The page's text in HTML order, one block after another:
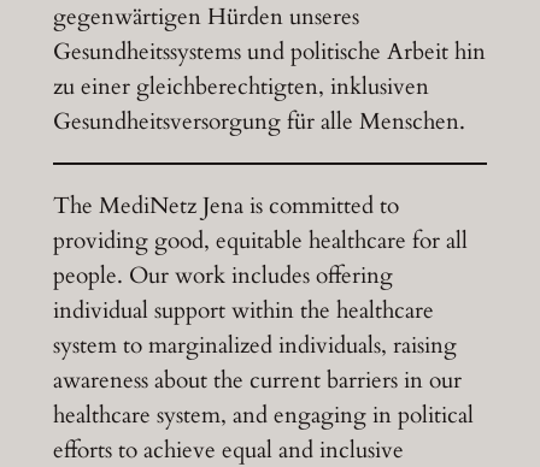
gegenwärtigen Hürden unseres
Gesundheitssystems und politische Arbeit hin
zu einer gleichberechtigten, inklusiven
Gesundheitsversorgung für alle Menschen.
The MediNetz Jena is committed to
providing good, equitable healthcare for all
people. Our work includes offering
individual support within the healthcare
system to marginalized individuals, raising
awareness about the current barriers in our
healthcare system, and engaging in political
efforts to achieve equal and inclusive